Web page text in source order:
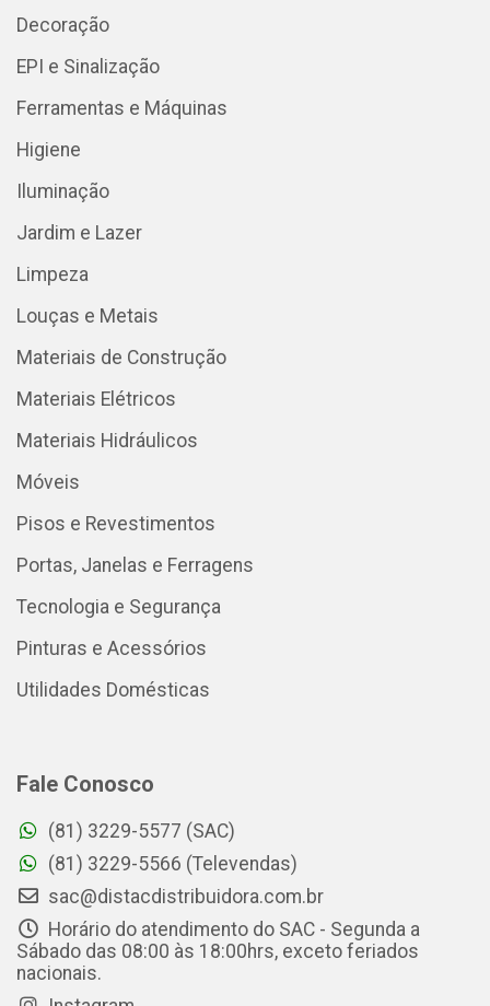
Decoração
EPI e Sinalização
Ferramentas e Máquinas
Higiene
Iluminação
Jardim e Lazer
Limpeza
Louças e Metais
Materiais de Construção
Materiais Elétricos
Materiais Hidráulicos
Móveis
Pisos e Revestimentos
Portas, Janelas e Ferragens
Tecnologia e Segurança
Pinturas e Acessórios
Utilidades Domésticas
Fale Conosco
(81) 3229-5577 (SAC)
(81) 3229-5566 (Televendas)
sac@distacdistribuidora.com.br
Horário do atendimento do SAC - Segunda a
Sábado das 08:00 às 18:00hrs, exceto feriados
nacionais.